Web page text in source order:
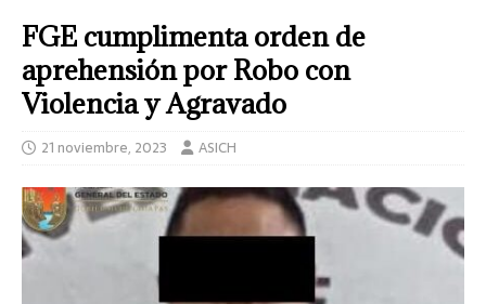
FGE cumplimenta orden de
aprehensión por Robo con
Violencia y Agravado
21 noviembre, 2023 ASICH